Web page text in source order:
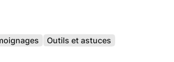
Outils et astuces